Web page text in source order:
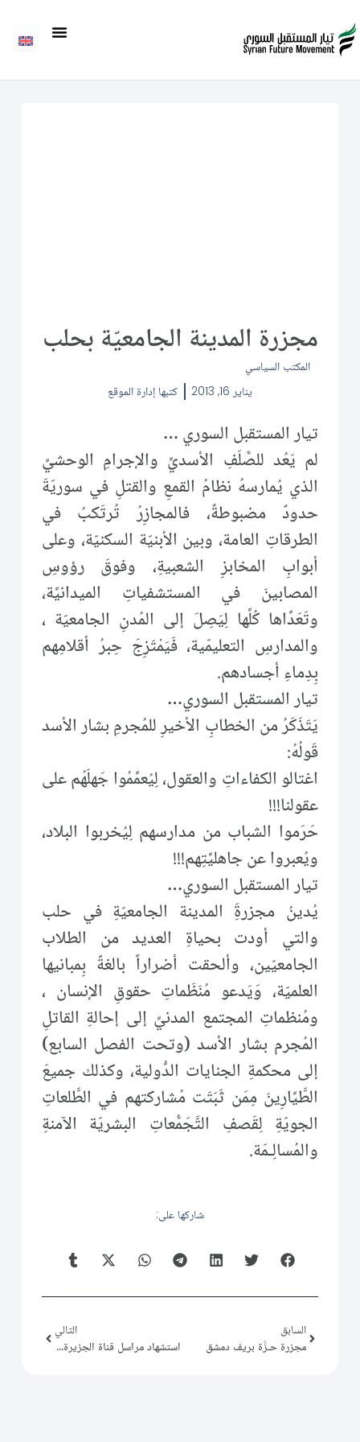
مجزرة المدينة الجامعيّة بحلب
المكتب السياسي
يناير 16, 2013
كتبها إدارة الموقع
تيار المستقبل السوري …
لم يَعُد للصَّلَفِ الأسديِّ والإجرامِ الوحشيِّ
الذي يُمارسهُ نظامُ القمعِ والقتلِ في سوريّةَ
حدودٌ مضبوطةٌ، فالمجازِرُ تُرتَكبُ في
الطرقاتِ العامة، وبين الأبنيّة السكنيّة، وعلى
أبوابِ المخابزِ الشعبيةِ، وفوقَ رؤوسِ
المصابينَ في المستشفياتِ الميدانيَّة،
وتَعَدَّاها كُلَّها لِيَصِلَ إلى المُدنِ الجامعيّة ،
والمدارسِ التعليمّية، فَيَمْتَزِجَ حِبرُ أقلامِهم
بِدِماءِ أجسادهم.
تيار المستقبل السوري…
يَتَذَكَرُ من الخطابِ الأخيرِ للمُجرمِ بشار الأسد
قَولُهُ:
اغتالو الكفاءاتِ والعقول، لِيُعمِّمُوا جَهلَهُم على
عقولنا!!!
حَرَموا الشباب من مدارسهم لِيُخربوا البلاد،
ويُعبروا عن جاهليَّتِهم!!!
تيار المستقبل السوري…
يُدينُ مجزرةَِ المدينة الجامعيّةِ في حلب
والتي أودت بحياةِ العديد من الطلاب
الجامعيّين، وألحقت أضراراً بالغةً بِمبانيها
العلميّة، وَيَدعو مُنَظَماتِ حقوقِ الإنسان ،
ومُنظماتِ المجتمع المدنيِّ إلى إحالةِ القاتلِ
المُجرم بشار الأسد (وتحت الفصل السابع)
إلى محكمةِ الجنايات الدُّولية، وكذلك جميعَ
الطَّيَّارِينَ مِمَن ثَبَتَت مُشاركتهم في الطَّلعاتِ
الجويّةِ لِقَصفِ التَّجَمُّعاتِ البشريّة الآمنةِ
والمُسالِـمَة.
شاركها على:
السابق
مجزرة حـزَّة بريف دمشق
التالي
استشهاد مراسل قناة الجزيرة محمد المسالمة (الحوراني)